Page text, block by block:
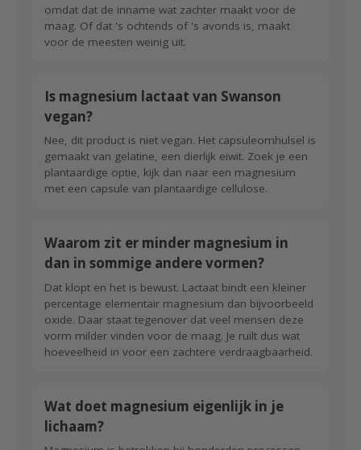
omdat dat de inname wat zachter maakt voor de
maag. Of dat 's ochtends of 's avonds is, maakt
voor de meesten weinig uit.
Is magnesium lactaat van Swanson
vegan?
Nee, dit product is niet vegan. Het capsuleomhulsel is
gemaakt van gelatine, een dierlijk eiwit. Zoek je een
plantaardige optie, kijk dan naar een magnesium
met een capsule van plantaardige cellulose.
Waarom zit er minder magnesium in
dan in sommige andere vormen?
Dat klopt en het is bewust. Lactaat bindt een kleiner
percentage elementair magnesium dan bijvoorbeeld
oxide. Daar staat tegenover dat veel mensen deze
vorm milder vinden voor de maag. Je ruilt dus wat
hoeveelheid in voor een zachtere verdraagbaarheid.
Wat doet magnesium eigenlijk in je
lichaam?